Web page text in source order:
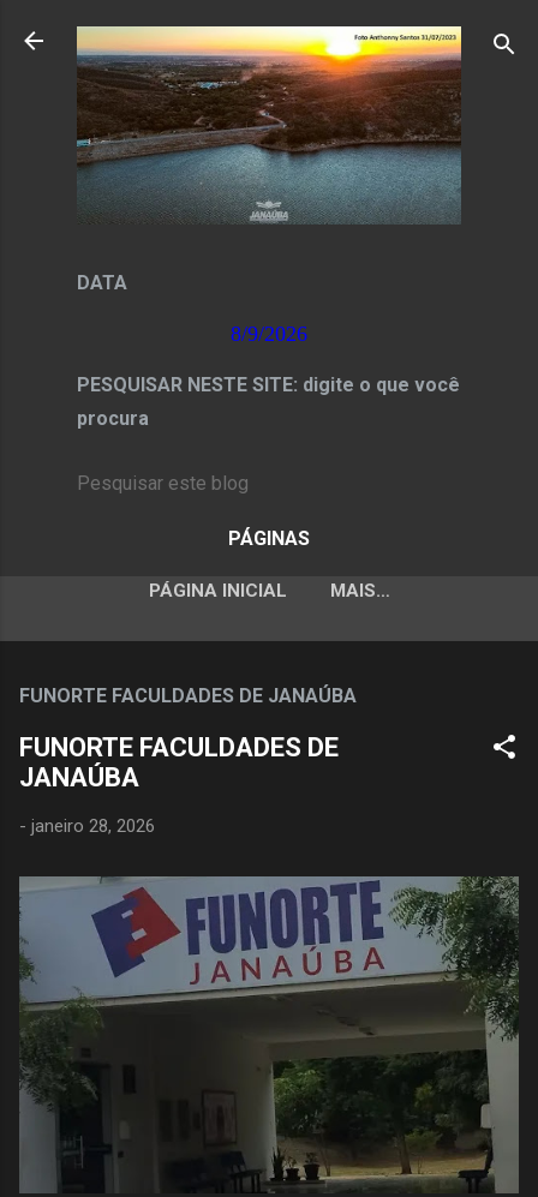
Pular para o conteúdo principal
DATA
8/9/2026
PESQUISAR NESTE SITE: digite o que você
procura
PÁGINAS
PÁGINA INICIAL MAIS…
FUNORTE FACULDADES DE JANAÚBA
FUNORTE FACULDADES DE
JANAÚBA
- janeiro 28, 2026